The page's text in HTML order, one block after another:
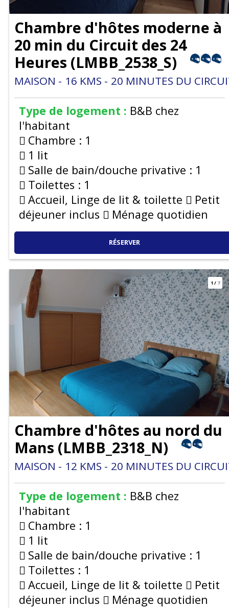
Chambre d'hôtes moderne à
20 min du Circuit des 24
Heures (LMBB_2538_S)
MAISON 16 KMS 20 MINUTES DU
Type de logement : B&B chez
l'habitant
Chambre : 1
1 lit
Salle de bain/douche privative : 1
Toilettes : 1
Accueil, Linge de lit & toilette
Petit
déjeuner inclus
Ménage quotidien
RÉSERVER
1/ 7
Chambre d'hôtes au nord du
Mans (LMBB_2318_N)
MAISON 12 KMS 20 MINUTES DU
Type de logement : B&B chez
l'habitant
Chambre : 1
1 lit
Salle de bain/douche privative : 1
Toilettes : 1
Accueil, Linge de lit & toilette
Petit
déjeuner inclus
Ménage quotidien